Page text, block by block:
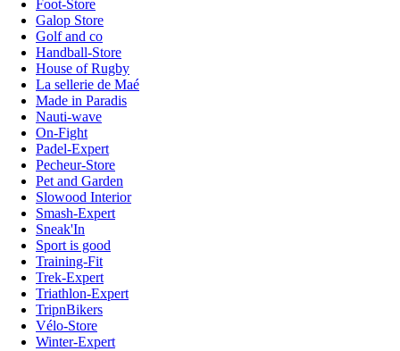
Foot-Store
Galop Store
Golf and co
Handball-Store
House of Rugby
La sellerie de Maé
Made in Paradis
Nauti-wave
On-Fight
Padel-Expert
Pecheur-Store
Pet and Garden
Slowood Interior
Smash-Expert
Sneak'In
Sport is good
Training-Fit
Trek-Expert
Triathlon-Expert
TripnBikers
Vélo-Store
Winter-Expert